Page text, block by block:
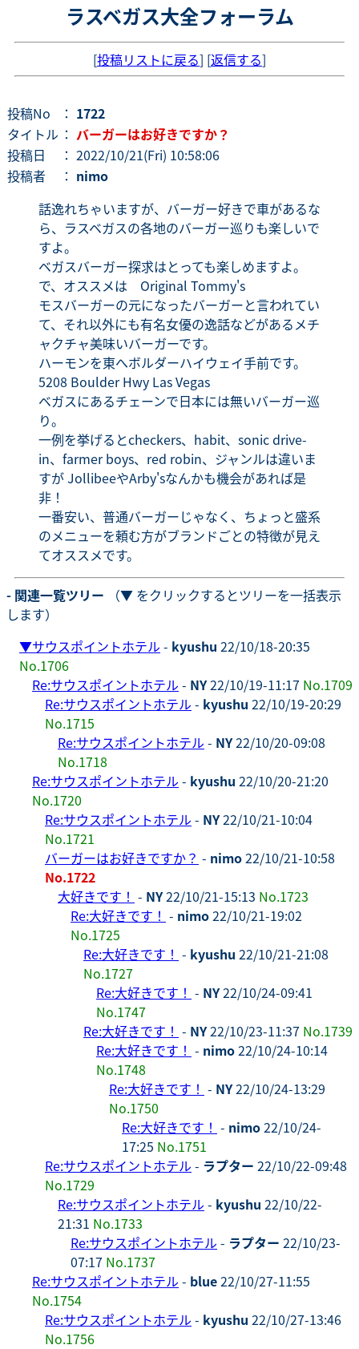
ラスベガス大全フォーラム
[投稿リストに戻る] [返信する]
投稿No ： 1722
タイトル ： バーガーはお好きですか？
投稿日
： 2022/10/21(Fri) 10:58:06
投稿者
： nimo
話逸れちゃいますが、バーガー好きで車があるな
ら、ラスベガスの各地のバーガー巡りも楽しいで
すよ。
ベガスバーガー探求はとっても楽しめますよ。
で、オススメは Original Tommy's
モスバーガーの元になったバーガーと言われてい
て、それ以外にも有名女優の逸話などがあるメチ
ャクチャ美味いバーガーです。
ハーモンを東へボルダーハイウェイ手前です。
5208 Boulder Hwy Las Vegas
ベガスにあるチェーンで日本には無いバーガー巡
り。
一例を挙げるとcheckers、habit、sonic drive-
in、farmer boys、red robin、ジャンルは違いま
すが JollibeeやArby'sなんかも機会があれば是
非！
一番安い、普通バーガーじゃなく、ちょっと盛系
のメニューを頼む方がブランドごとの特徴が見え
てオススメです。
- 関連一覧ツリー （▼ をクリックするとツリーを一括表示
します）
▼サウスポイントホテル - kyushu 22/10/18-20:35
No.1706
Re:サウスポイントホテル - NY22/10/19-11:17 No.1709
Re:サウスポイントホテル - kyushu 22/10/19-20:29
No.1715
Re:サウスポイントホテル - NY22/10/20-09:08
No.1718
Re:サウスポイントホテル - kyushu 22/10/20-21:20
No.1720
Re:サウスポイントホテル - NY22/10/21-10:04
No.1721
バーガーはお好きですか？ - nimo22/10/21-10:58
No.1722
大好きです！ - NY22/10/21-15:13 No.1723
Re:大好きです！ - nimo22/10/21-19:02
No.1725
Re:大好きです！ - kyushu 22/10/21-21:08
No.1727
Re:大好きです！ - NY22/10/24-09:41
No.1747
Re:大好きです！ - NY22/10/23-11:37 No.1739
Re:大好きです！ - nimo22/10/24-10:14
No.1748
Re:大好きです！ - NY22/10/24-13:29
No.1750
Re:大好きです！ - nimo22/10/24-
17:25 No.1751
Re:サウスポイントホテル - ラプター 22/10/22-09:48
No.1729
Re:サウスポイントホテル - kyushu 22/10/22-
21:31 No.1733
Re:サウスポイントホテル - ラプター 22/10/23-
07:17 No.1737
Re:サウスポイントホテル - blue22/10/27-11:55
No.1754
Re:サウスポイントホテル - kyushu 22/10/27-13:46
No.1756